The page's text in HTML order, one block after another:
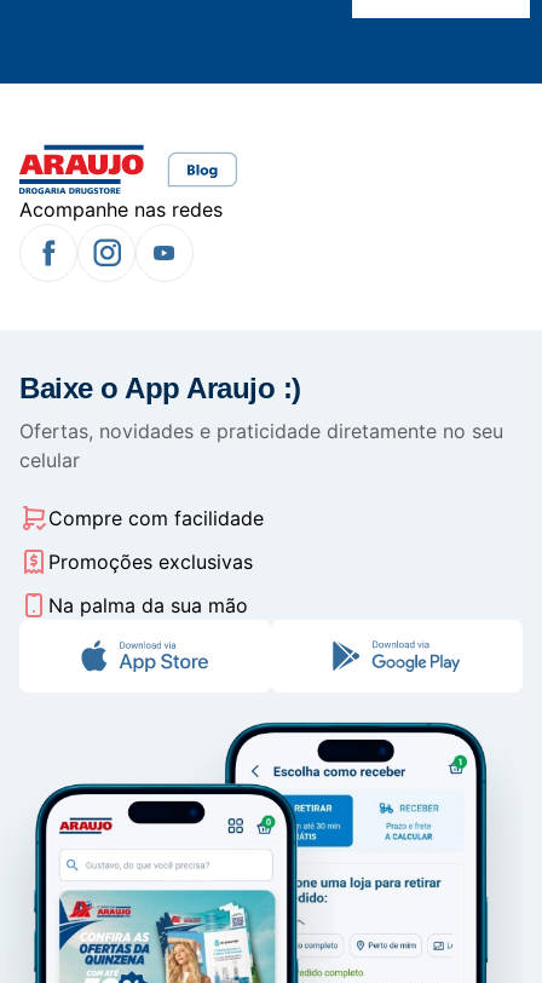
Acompanhe nas redes
Baixe o App Araujo :)
Ofertas, novidades e praticidade diretamente no seu
celular
Compre com facilidade
Promoções exclusivas
Na palma da sua mão